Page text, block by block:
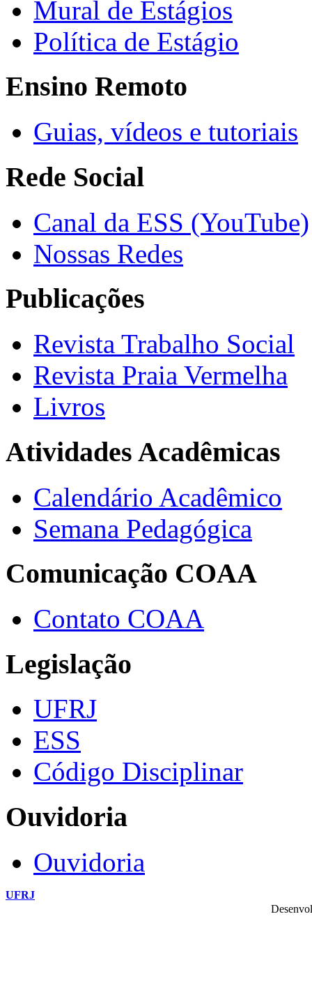
Mural de Estágios
Política de Estágio
Ensino Remoto
Guias, vídeos e tutoriais
Rede Social
Canal da ESS (YouTube)
Nossas Redes
Publicações
Revista Trabalho Social
Revista Praia Vermelha
Livros
Atividades Acadêmicas
Calendário Acadêmico
Semana Pedagógica
Comunicação COAA
Contato COAA
Legislação
UFRJ
ESS
Código Disciplinar
Ouvidoria
Ouvidoria
UFRJ